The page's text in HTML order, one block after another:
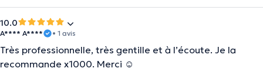
10.0
A**** A**** • 1 avis
Très professionnelle, très gentille et à l’écoute. Je la
recommande x1000. Merci ☺️